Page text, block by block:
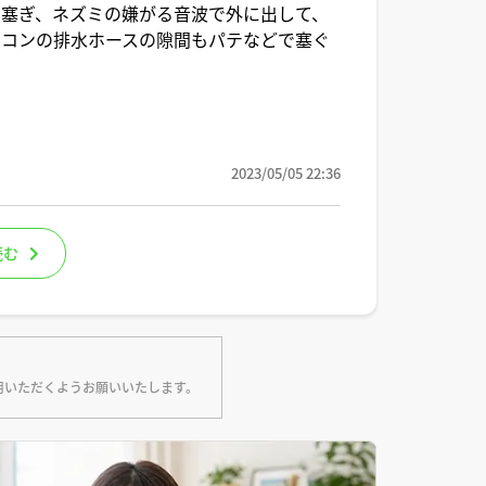
、ネズミの嫌がる音波で外に出して、
ンの排水ホースの隙間もパテなどで塞ぐ
2023/05/05 22:36
ただくようお願いいたします。